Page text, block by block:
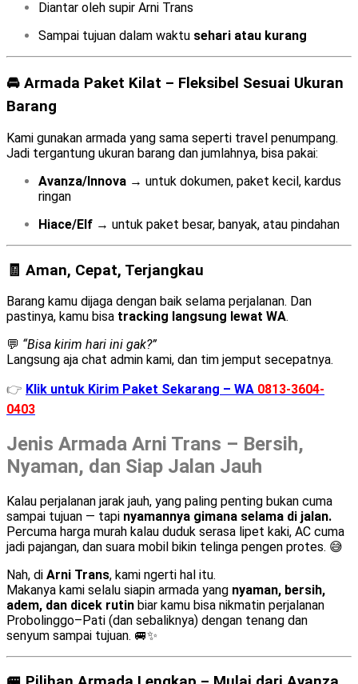
Diantar oleh supir Arni Trans
Sampai tujuan dalam waktu sehari atau kurang
🚘 Armada Paket Kilat – Fleksibel Sesuai Ukuran
Barang
Kami gunakan armada yang sama seperti travel penumpang.
Jadi tergantung ukuran barang dan jumlahnya, bisa pakai:
Avanza/Innova → untuk dokumen, paket kecil, kardus
ringan
Hiace/Elf → untuk paket besar, banyak, atau pindahan
🧾 Aman, Cepat, Terjangkau
Barang kamu dijaga dengan baik selama perjalanan. Dan
pastinya, kamu bisa tracking langsung lewat WA.
💬 “Bisa kirim hari ini gak?”
Langsung aja chat admin kami, dan tim jemput secepatnya.
👉 Klik untuk Kirim Paket Sekarang – WA 0813-3604-
0403
Jenis Armada Arni Trans – Bersih,
Nyaman, dan Siap Jalan Jauh
Kalau perjalanan jarak jauh, yang paling penting bukan cuma
sampai tujuan — tapi nyamannya gimana selama di jalan.
Percuma harga murah kalau duduk serasa lipet kaki, AC cuma
jadi pajangan, dan suara mobil bikin telinga pengen protes. 😅
Nah, di Arni Trans, kami ngerti hal itu.
Makanya kami selalu siapin armada yang nyaman, bersih,
adem, dan dicek rutin biar kamu bisa nikmatin perjalanan
Probolinggo–Pati (dan sebaliknya) dengan tenang dan
senyum sampai tujuan. 🚐✨